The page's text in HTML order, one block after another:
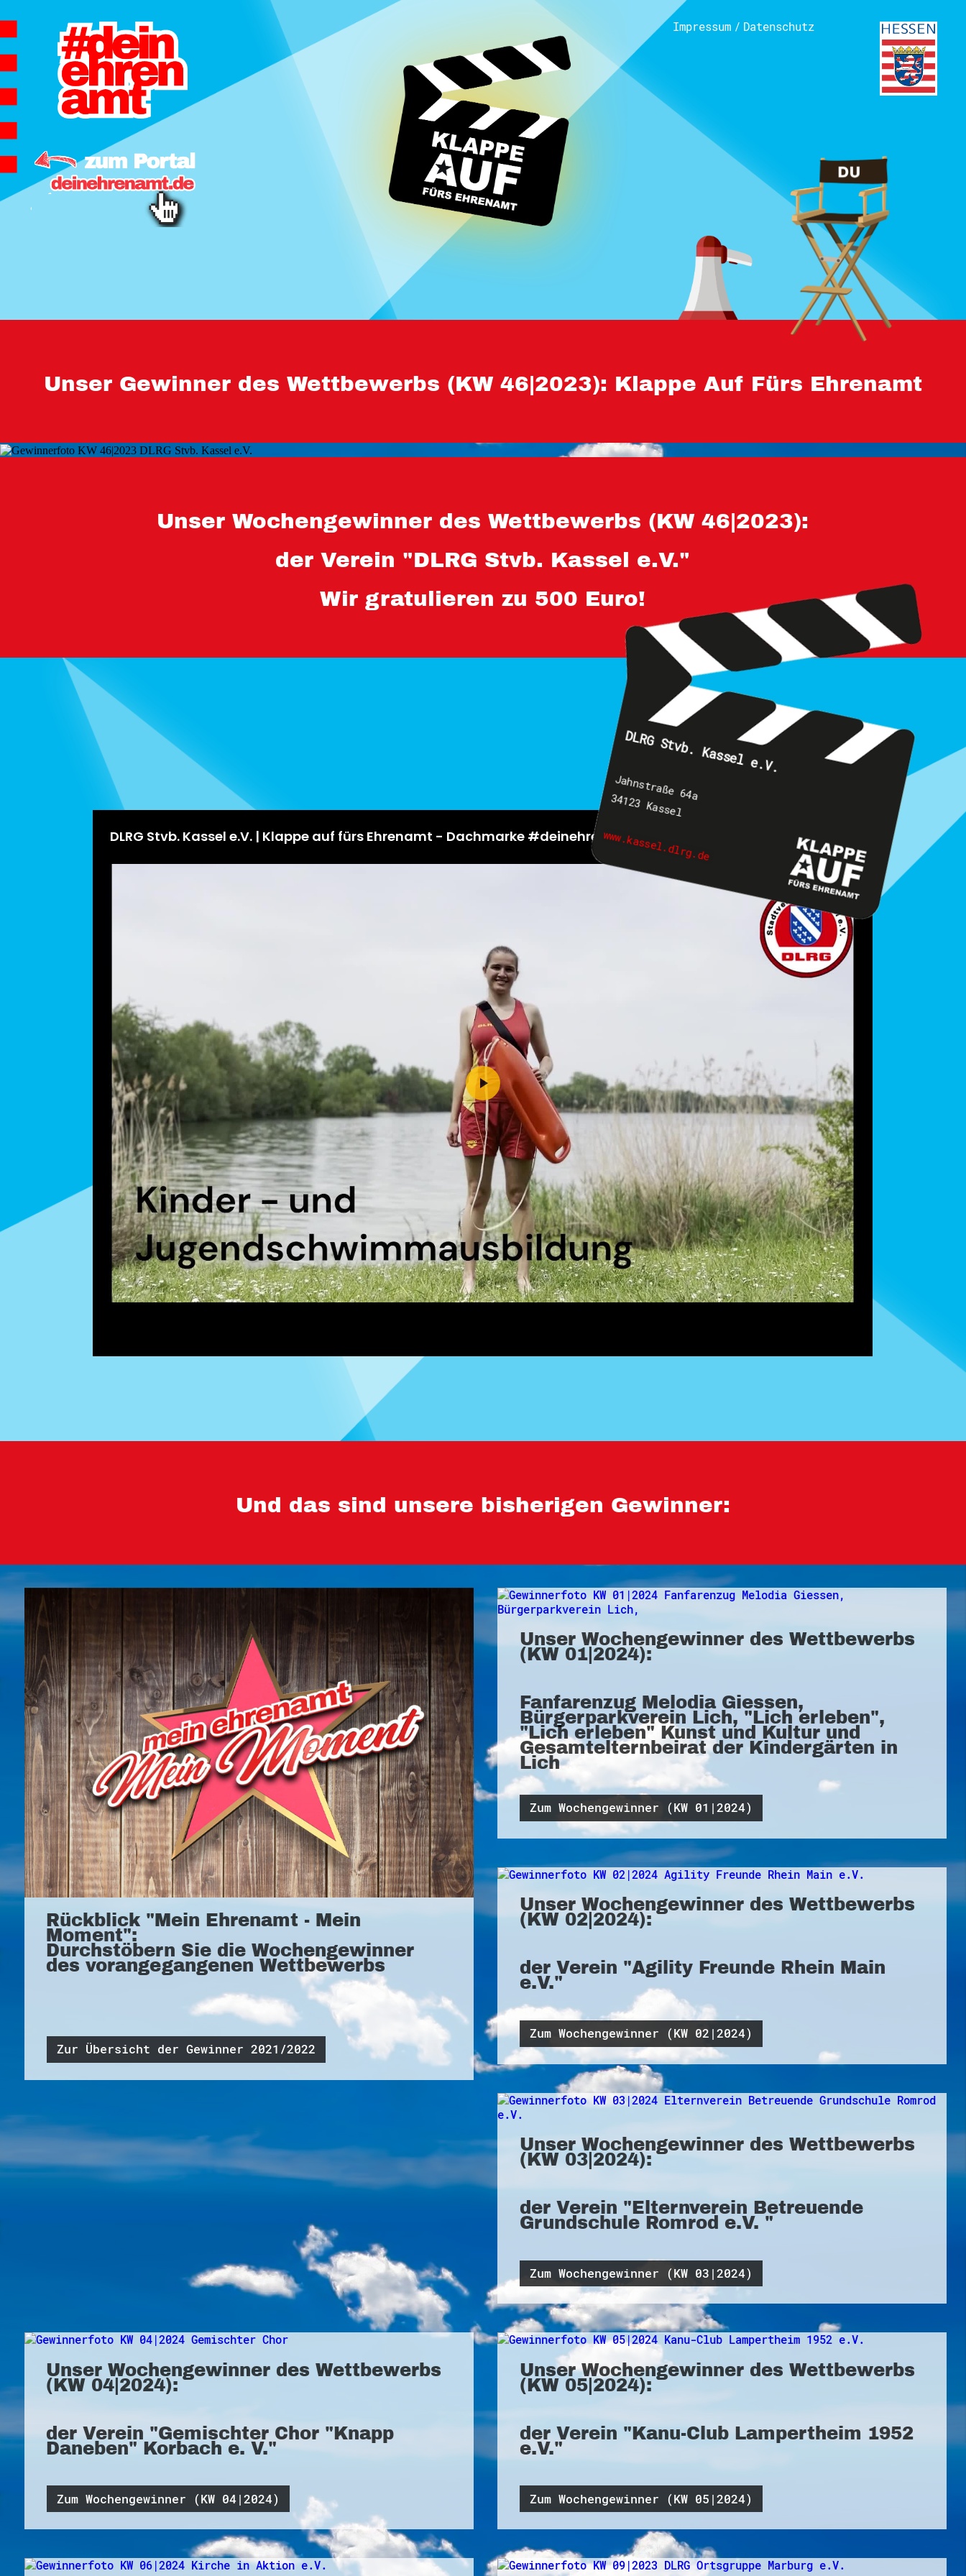
Homepage | Wettbewerb Dein Ehrenamt ist Herzenssache
Teilnahmebedingungen MeinMoment
Teilnahmebedingungen KlappeAuf
Teilnahmebedingungen 80 Jahre Hessen
Impressum
Datenschutz
Impressum / Datenschutz
Unser Gewinner des Wettbewerbs (KW 46|2023): Klappe Auf Fürs Ehrenamt
Unser Wochengewinner des Wettbewerbs (KW 46|2023):
der Verein "DLRG Stvb. Kassel e.V."
Wir gratulieren zu 500 Euro!
DLRG Stvb. Kassel e.V.
Jahnstraße 64a
34123 Kassel
www.kassel.dlrg.de
Und das sind unsere bisherigen Gewinner:
Rückblick "Mein Ehrenamt - Mein
Moment":
Durchstöbern Sie die Wochengewinner
des vorangegangenen Wettbewerbs
Zur Übersicht der Gewinner 2021/2022
Unser Wochengewinner des Wettbewerbs
(KW 01|2024):
Fanfarenzug Melodia Giessen,
Bürgerparkverein Lich, "Lich erleben",
"Lich erleben" Kunst und Kultur und
Gesamtelternbeirat der Kindergärten in
Lich
Zum Wochengewinner (KW 01|2024)
Unser Wochengewinner des Wettbewerbs
(KW 02|2024):
der Verein "Agility Freunde Rhein Main
e.V."
Zum Wochengewinner (KW 02|2024)
Unser Wochengewinner des Wettbewerbs
(KW 03|2024):
der Verein "Elternverein Betreuende
Grundschule Romrod e.V. "
Zum Wochengewinner (KW 03|2024)
Unser Wochengewinner des Wettbewerbs
(KW 04|2024):
der Verein "Gemischter Chor "Knapp
Daneben" Korbach e. V."
Zum Wochengewinner (KW 04|2024)
Unser Wochengewinner des Wettbewerbs
(KW 05|2024):
der Verein "Kanu-Club Lampertheim 1952
e.V."
Zum Wochengewinner (KW 05|2024)